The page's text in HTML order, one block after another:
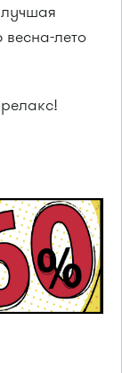
лучшая
лето